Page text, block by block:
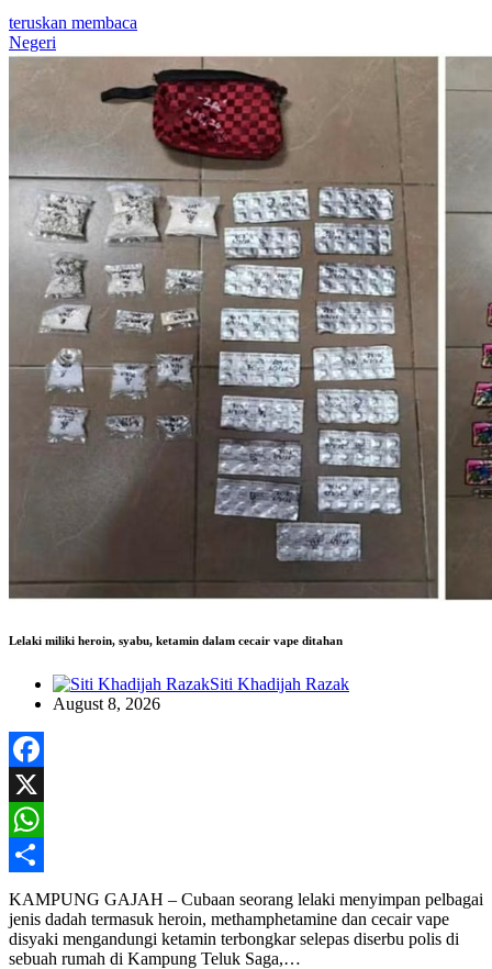
teruskan membaca
Negeri
Lelaki miliki heroin, syabu, ketamin dalam cecair vape ditahan
Siti Khadijah Razak
August 8, 2026
Facebook
X
WhatsApp
Share
KAMPUNG GAJAH – Cubaan seorang lelaki menyimpan pelbagai
jenis dadah termasuk heroin, methamphetamine dan cecair vape
disyaki mengandungi ketamin terbongkar selepas diserbu polis di
sebuah rumah di Kampung Teluk Saga,…